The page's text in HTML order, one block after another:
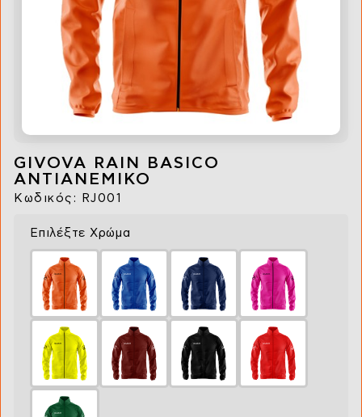
GIVOVA RAIN BASICO
ΑΝΤΙΑΝΕΜΙΚΟ
Κωδικός: RJ001
Επιλέξτε Χρώμα